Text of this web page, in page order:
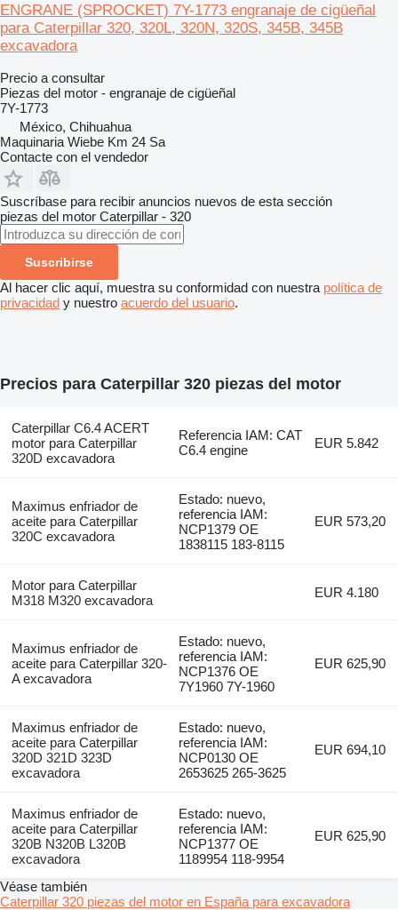
ENGRANE (SPROCKET) 7Y-1773 engranaje de cigüeñal
para Caterpillar 320, 320L, 320N, 320S, 345B, 345B
excavadora
Precio a consultar
Piezas del motor - engranaje de cigüeñal
7Y-1773
México, Chihuahua
Maquinaria Wiebe Km 24 Sa
Contacte con el vendedor
Suscríbase para recibir anuncios nuevos de esta sección
piezas del motor Caterpillar - 320
Suscribirse
Al hacer clic aquí, muestra su conformidad con nuestra política de
privacidad y nuestro acuerdo del usuario.
Precios para Caterpillar 320 piezas del motor
Caterpillar C6.4 ACERT
motor para Caterpillar
320D excavadora
Referencia IAM: CAT
C6.4 engine
EUR 5.842
Maximus enfriador de
aceite para Caterpillar
320C excavadora
Estado: nuevo,
referencia IAM:
NCP1379 OE
1838115 183-8115
EUR 573,20
Motor para Caterpillar
M318 M320 excavadora
EUR 4.180
Maximus enfriador de
aceite para Caterpillar 320-
A excavadora
Estado: nuevo,
referencia IAM:
NCP1376 OE
7Y1960 7Y-1960
EUR 625,90
Maximus enfriador de
aceite para Caterpillar
320D 321D 323D
excavadora
Estado: nuevo,
referencia IAM:
NCP0130 OE
2653625 265-3625
EUR 694,10
Maximus enfriador de
aceite para Caterpillar
320B N320B L320B
excavadora
Estado: nuevo,
referencia IAM:
NCP1377 OE
1189954 118-9954
EUR 625,90
Véase también
Caterpillar 320 piezas del motor en España para excavadora